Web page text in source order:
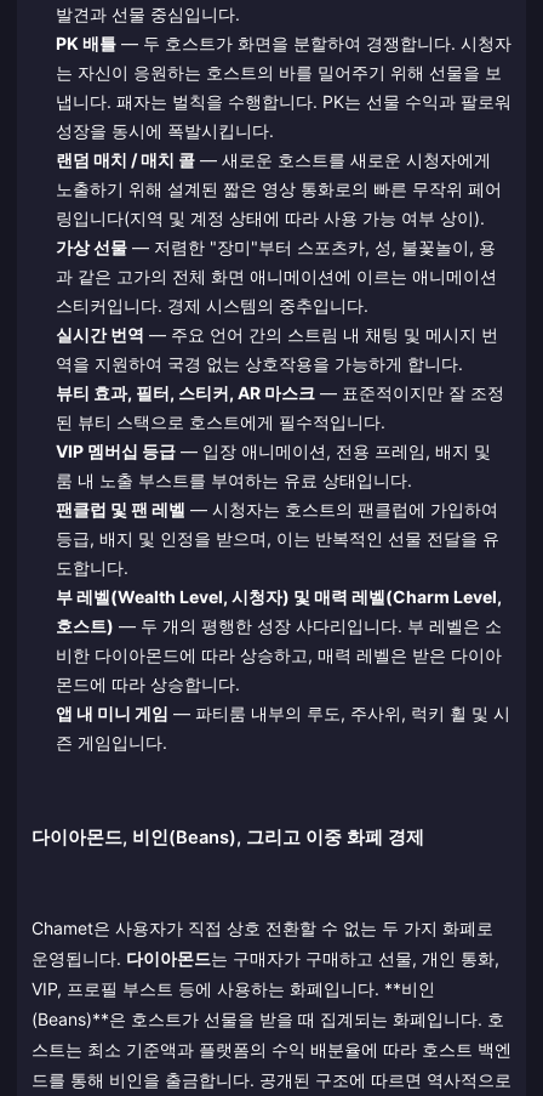
발견과 선물 중심입니다.
PK 배틀— 두 호스트가 화면을 분할하여 경쟁합니다. 시청자
는 자신이 응원하는 호스트의 바를 밀어주기 위해 선물을 보
냅니다. 패자는 벌칙을 수행합니다. PK는 선물 수익과 팔로워
성장을 동시에 폭발시킵니다.
랜덤 매치 / 매치 콜— 새로운 호스트를 새로운 시청자에게
노출하기 위해 설계된 짧은 영상 통화로의 빠른 무작위 페어
링입니다(지역 및 계정 상태에 따라 사용 가능 여부 상이).
가상 선물— 저렴한 "장미"부터 스포츠카, 성, 불꽃놀이, 용
과 같은 고가의 전체 화면 애니메이션에 이르는 애니메이션
스티커입니다. 경제 시스템의 중추입니다.
실시간 번역 — 주요 언어 간의 스트림 내 채팅 및 메시지 번
역을 지원하여 국경 없는 상호작용을 가능하게 합니다.
뷰티 효과, 필터, 스티커, AR 마스크— 표준적이지만 잘 조정
된 뷰티 스택으로 호스트에게 필수적입니다.
VIP 멤버십 등급— 입장 애니메이션, 전용 프레임, 배지 및
룸 내 노출 부스트를 부여하는 유료 상태입니다.
팬클럽 및 팬 레벨 — 시청자는 호스트의 팬클럽에 가입하여
등급, 배지 및 인정을 받으며, 이는 반복적인 선물 전달을 유
도합니다.
부 레벨(Wealth Level, 시청자) 및 매력 레벨(Charm Level,
호스트) — 두 개의 평행한 성장 사다리입니다. 부 레벨은 소
비한 다이아몬드에 따라 상승하고, 매력 레벨은 받은 다이아
몬드에 따라 상승합니다.
앱 내 미니 게임 — 파티룸 내부의 루도, 주사위, 럭키 휠 및 시
즌 게임입니다.
다이아몬드, 비인(Beans), 그리고 이중 화폐 경제
Chamet은 사용자가 직접 상호 전환할 수 없는 두 가지 화폐로
운영됩니다. 다이아몬드는 구매자가 구매하고 선물, 개인 통화,
VIP, 프로필 부스트 등에 사용하는 화폐입니다. **비인
(Beans)**은 호스트가 선물을 받을 때 집계되는 화폐입니다. 호
스트는 최소 기준액과 플랫폼의 수익 배분율에 따라 호스트 백엔
드를 통해 비인을 출금합니다. 공개된 구조에 따르면 역사적으로